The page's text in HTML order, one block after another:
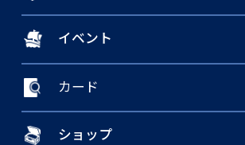
イベント
カード
ショップ